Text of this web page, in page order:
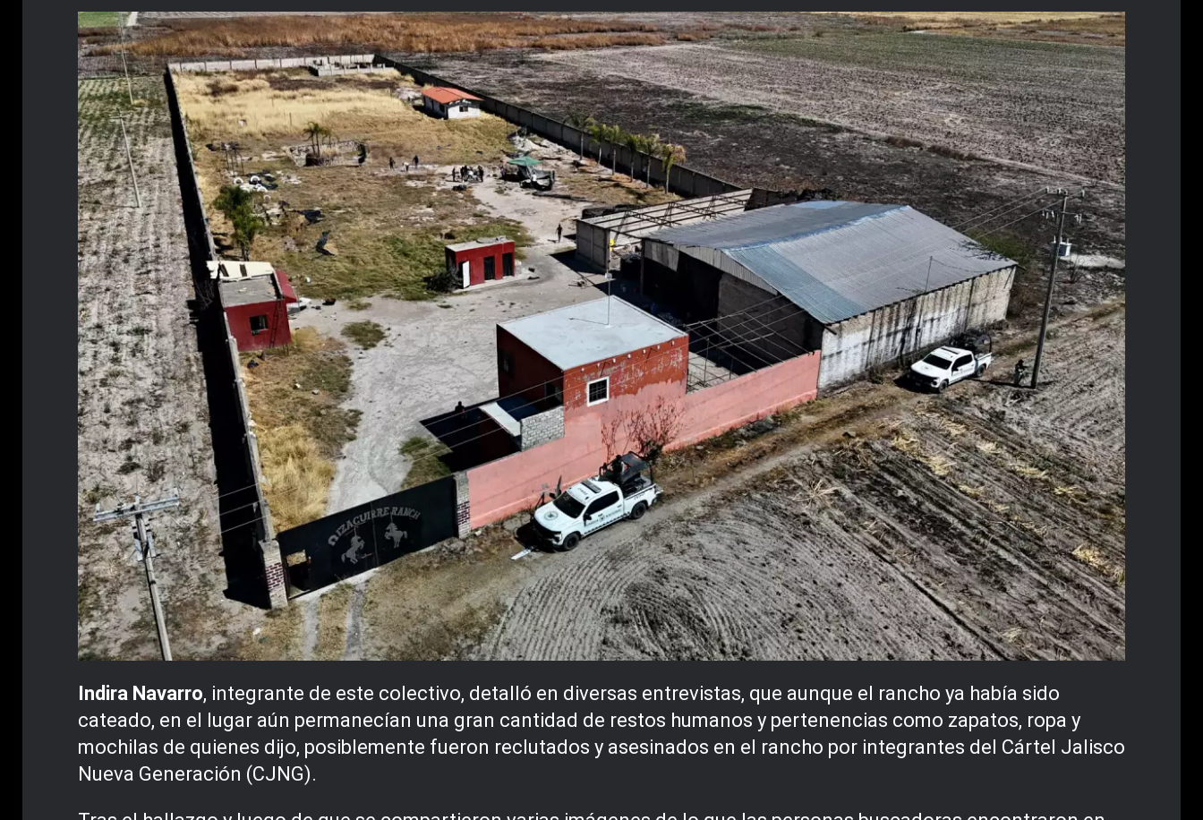
Indira Navarro, integrante de este colectivo, detalló en diversas entrevistas, que aunque el rancho ya había sido
cateado, en el lugar aún permanecían una gran cantidad de restos humanos y pertenencias como zapatos, ropa y
mochilas de quienes dijo, posiblemente fueron reclutados y asesinados en el rancho por integrantes del Cártel Jalisco
Nueva Generación (CJNG).